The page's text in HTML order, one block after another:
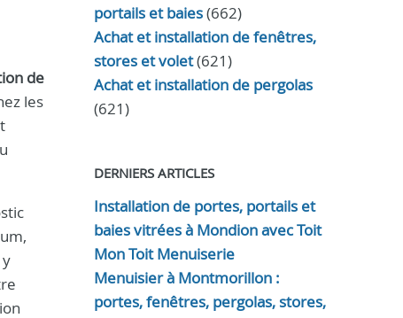
de
les
portails et baies(662)
Achat et installation de fenêtres,
stores et volet(621)
Achat et installation de pergolas
(621)
DERNIERS ARTICLES
Installation de portes, portails et
baies vitrées à Mondion avec Toit
Mon Toit Menuiserie
Menuisier à Montmorillon :
portes, fenêtres, pergolas, stores,